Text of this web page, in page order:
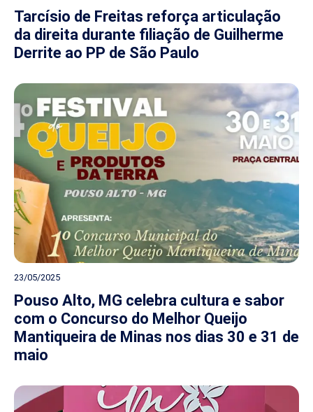
Tarcísio de Freitas reforça articulação
da direita durante filiação de Guilherme
Derrite ao PP de São Paulo
23/05/2025
Pouso Alto, MG celebra cultura e sabor
com o Concurso do Melhor Queijo
Mantiqueira de Minas nos dias 30 e 31 de
maio